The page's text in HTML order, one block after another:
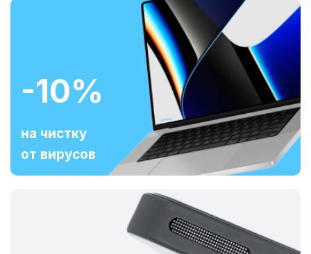
-10%
на чистку
от вирусов